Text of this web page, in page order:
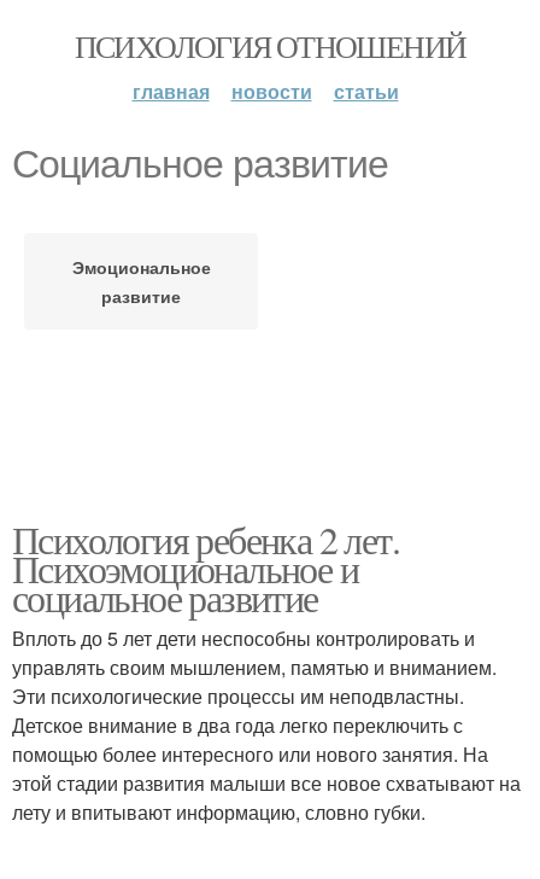
ПСИХОЛОГИЯ ОТНОШЕНИЙ
главная новости статьи
Социальное развитие
Эмоциональное
развитие
Психология ребенка 2 лет.
Психоэмоциональное и
социальное развитие
Вплоть до 5 лет дети неспособны контролировать и
управлять своим мышлением, памятью и вниманием.
Эти психологические процессы им неподвластны.
Детское внимание в два года легко переключить с
помощью более интересного или нового занятия. На
этой стадии развития малыши все новое схватывают на
лету и впитывают информацию, словно губки.